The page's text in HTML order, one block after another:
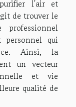
l'air et
de trouver le
qui
Ainsi, la
un vecteur
et vie
qualité de